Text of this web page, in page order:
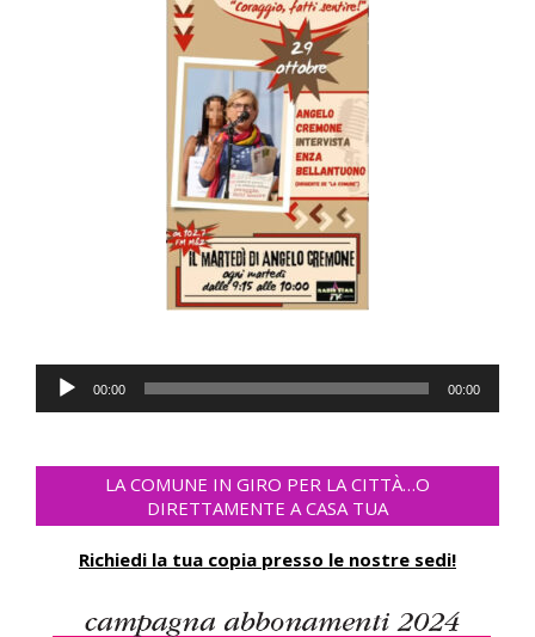
Audio-
Player
00:00 00:00
LA COMUNE IN GIRO PER LA CITTÀ…O
DIRETTAMENTE A CASA TUA
Richiedi la tua copia presso le nostre sedi!